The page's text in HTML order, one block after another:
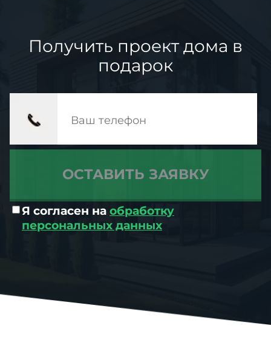
Получить проект дома в
подарок
Я согласен на обработку
персональных данных